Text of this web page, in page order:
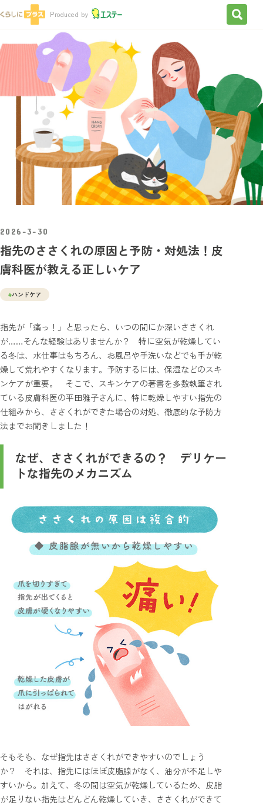
Produced by 検索を
2026-3-30
指先のささくれの原因と予防・対処法！皮
膚科医が教える正しいケア
#ハンドケア
指先が「痛っ！」と思ったら、いつの間にか深いささくれ
が……そんな経験はありませんか？ 特に空気が乾燥してい
る冬は、水仕事はもちろん、お風呂や手洗いなどでも手が乾
燥して荒れやすくなります。予防するには、保湿などのスキ
ンケアが重要。 そこで、スキンケアの著書を多数執筆され
ている皮膚科医の平田雅子さんに、特に乾燥しやすい指先の
仕組みから、ささくれができた場合の対処、徹底的な予防方
法までお聞きしました！
なぜ、ささくれができるの？ デリケー
トな指先のメカニズム
そもそも、なぜ指先はささくれができやすいのでしょう
か？ それは、指先にはほぼ皮脂腺がなく、油分が不足しや
すいから。加えて、冬の間は空気が乾燥しているため、皮脂
が足りない指先はどんどん乾燥していき、ささくれができて